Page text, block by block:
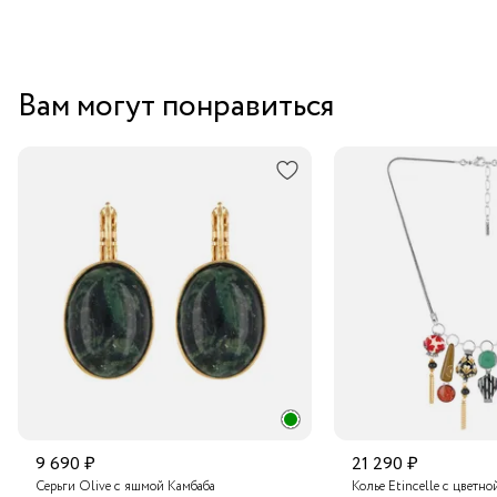
Вам могут понравиться
9 690 ₽
Серьги Olive с яшмой Камбаба
21 290 ₽
Колье Etincelle с